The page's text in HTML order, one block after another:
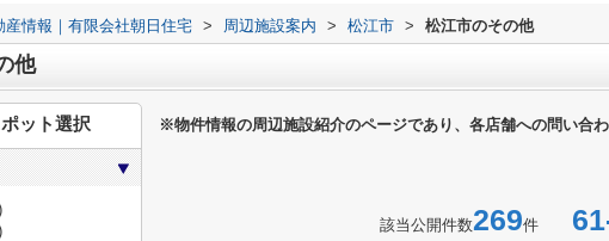
産情報｜有限会社朝日住宅 > 周辺施設案内 > 松江市 > 松江市のその他
他
※物件情報の周辺施設紹介のページであり、各店舗への問い合
該当公開件数269件
ット選択